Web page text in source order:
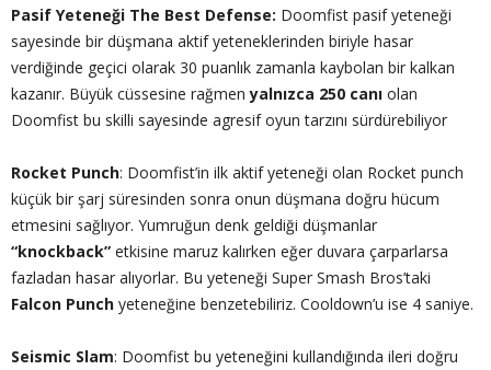
Pasif Yeteneği The Best Defense: Doomfist pasif yeteneği
sayesinde bir düşmana aktif yeteneklerinden biriyle hasar
verdiğinde geçici olarak 30 puanlık zamanla kaybolan bir kalkan
kazanır. Büyük cüssesine rağmenyalnızca 250 canı olan
Doomfist bu skilli sayesinde agresif oyun tarzını sürdürebiliyor
Rocket Punch: Doomfist’in ilk aktif yeteneği olan Rocket punch
küçük bir şarj süresinden sonra onun düşmana doğru hücum
etmesini sağlıyor. Yumruğun denk geldiği düşmanlar
“knockback” etkisine maruz kalırken eğer duvara çarparlarsa
fazladan hasar alıyorlar. Bu yeteneği Super Smash Bros’taki
Falcon Punch yeteneğine benzetebiliriz. Cooldown’u ise 4 saniye.
Seismic Slam: Doomfist bu yeteneğini kullandığında ileri doğru